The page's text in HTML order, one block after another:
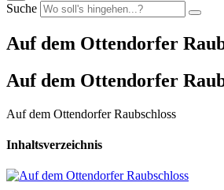
Suche
Auf dem Ottendorfer
Auf dem Ottendorfer
Auf dem Ottendorfer Raubschloss
Inhaltsverzeichnis